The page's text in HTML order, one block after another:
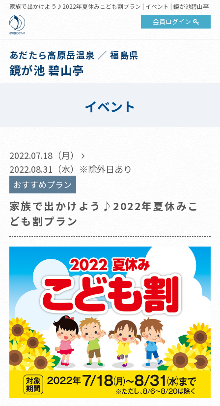
家族で出かけよう♪2022年夏休みこども割プラン | イベント | 鏡が池碧山亭
会員ログイン
あだたら高原岳温泉 ／ 福島県
鏡が池 碧山亭
イベント
2022.07.18（月）
2022.08.31（水）※除外日あり
おすすめプラン
家族で出かけよう♪2022年夏休みこ
ども割プラン